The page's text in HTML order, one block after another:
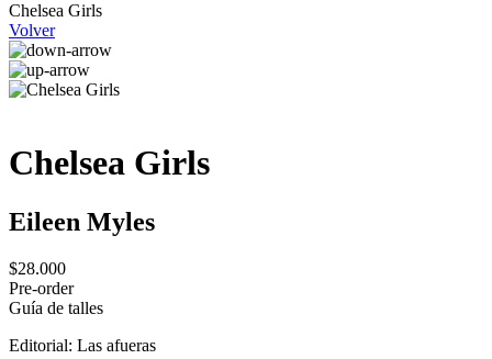
Chelsea Girls
Volver
Chelsea Girls
Eileen Myles
$28.000
Pre-order
Guía de talles
Editorial: Las afueras